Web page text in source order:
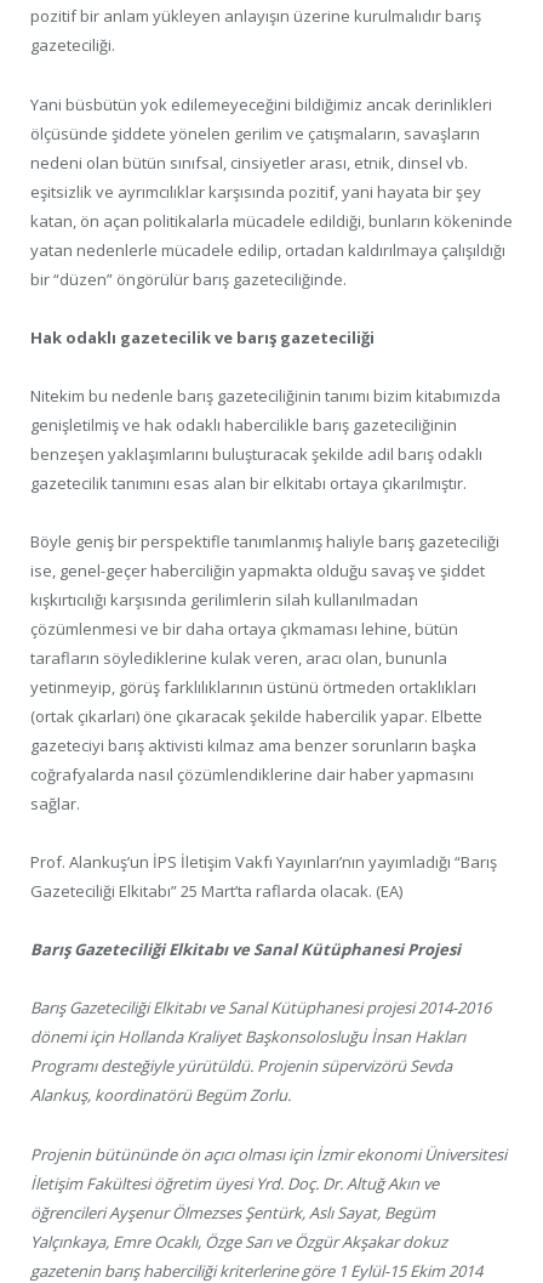
pozitif bir anlam yükleyen anlayışın üzerine kurulmalıdır barış
gazeteciliği.
Yani büsbütün yok edilemeyeceğini bildiğimiz ancak derinlikleri
ölçüsünde şiddete yönelen gerilim ve çatışmaların, savaşların
nedeni olan bütün sınıfsal, cinsiyetler arası, etnik, dinsel vb.
eşitsizlik ve ayrımcılıklar karşısında pozitif, yani hayata bir şey
katan, ön açan politikalarla mücadele edildiği, bunların kökeninde
yatan nedenlerle mücadele edilip, ortadan kaldırılmaya çalışıldığı
bir “düzen” öngörülür barış gazeteciliğinde.
Hak odaklı gazetecilik ve barış gazeteciliği
Nitekim bu nedenle barış gazeteciliğinin tanımı bizim kitabımızda
genişletilmiş ve hak odaklı habercilikle barış gazeteciliğinin
benzeşen yaklaşımlarını buluşturacak şekilde adil barış odaklı
gazetecilik tanımını esas alan bir elkitabı ortaya çıkarılmıştır.
Böyle geniş bir perspektifle tanımlanmış haliyle barış gazeteciliği
ise, genel-geçer haberciliğin yapmakta olduğu savaş ve şiddet
kışkırtıcılığı karşısında gerilimlerin silah kullanılmadan
çözümlenmesi ve bir daha ortaya çıkmaması lehine, bütün
tarafların söylediklerine kulak veren, aracı olan, bununla
yetinmeyip, görüş farklılıklarının üstünü örtmeden ortaklıkları
(ortak çıkarları) öne çıkaracak şekilde habercilik yapar. Elbette
gazeteciyi barış aktivisti kılmaz ama benzer sorunların başka
coğrafyalarda nasıl çözümlendiklerine dair haber yapmasını
sağlar.
Prof. Alankuş’un İPS İletişim Vakfı Yayınları’nın yayımladığı “Barış
Gazeteciliği Elkitabı” 25 Mart’ta raflarda olacak. (EA)
Barış Gazeteciliği Elkitabı ve Sanal Kütüphanesi Projesi
Barış Gazeteciliği Elkitabı ve Sanal Kütüphanesi projesi 2014-2016
dönemi için Hollanda Kraliyet Başkonsolosluğu İnsan Hakları
Programı desteğiyle yürütüldü. Projenin süpervizörü Sevda
Alankuş, koordinatörü Begüm Zorlu.
Projenin bütününde ön açıcı olması için İzmir ekonomi Üniversitesi
İletişim Fakültesi öğretim üyesi Yrd. Doç. Dr. Altuğ Akın ve
öğrencileri Ayşenur Ölmezses Şentürk, Aslı Sayat, Begüm
Yalçınkaya, Emre Ocaklı, Özge Sarı ve Özgür Akşakar dokuz
gazetenin barış haberciliği kriterlerine göre 1 Eylül-15 Ekim 2014